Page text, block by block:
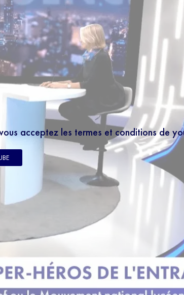
acceptez les termes et conditions de
tous
de
en